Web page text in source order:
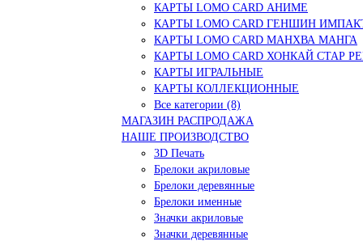
КАРТЫ LOMO CARD АНИМЕ
КАРТЫ LOMO CARD ГЕНШИН
КАРТЫ LOMO CARD МАНХВА МАНГА
КАРТЫ LOMO CARD ХОНКАЙ СТАР
КАРТЫ ИГРАЛЬНЫЕ
КАРТЫ КОЛЛЕКЦИОННЫЕ
Все категории (8)
МАГАЗИН РАСПРОДАЖА
НАШЕ ПРОИЗВОДСТВО
3D Печать
Брелоки акриловые
Брелоки деревянные
Брелоки именные
Значки акриловые
Значки деревянные